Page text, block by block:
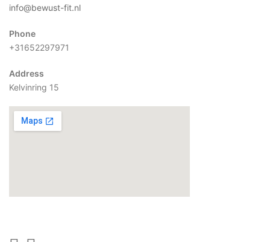
info@bewust-fit.nl
Phone
+31652297971
Address
Kelvinring 15